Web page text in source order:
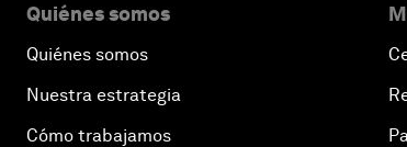
Quiénes somos
Quiénes somos
Nuestra estrategia
Cómo trabajamos